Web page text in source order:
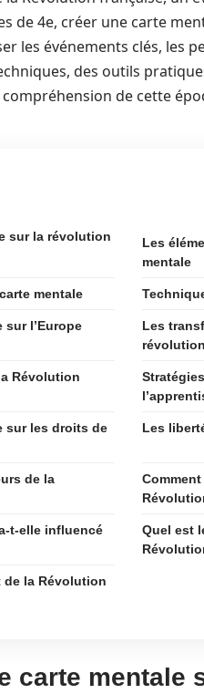
de 4e, créer une carte
les événements clés, les
des outils
de cette
sur la révolution
Les
mentale
mentale
l’Europe
Les
révolution
Révolution
sur les droits de
Les
de la
t-elle influencé
Quel est
de la Révolution
carte mentale